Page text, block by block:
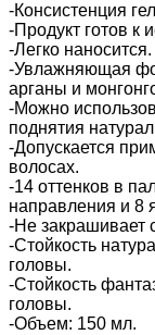
-Консистенция
-Продукт готов к
-Легко наносится.
-Увлажняющая
арганы и
-Можно
поднятия
-Допускается
волосах.
-14 оттенков в
направления и 8
-Не закрашивает
-Стойкость
головы.
-Стойкость
головы.
-Объем: 150 мл.